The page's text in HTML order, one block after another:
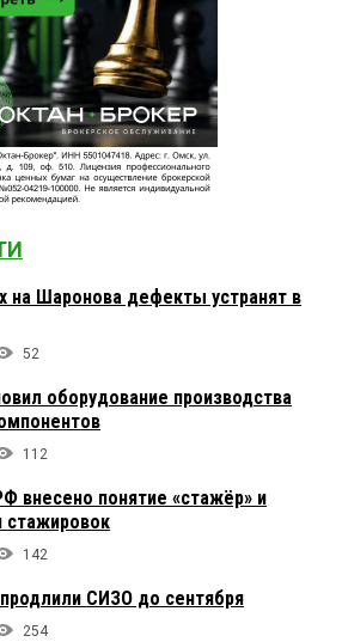
на Шаронова дефекты устранят в
52
оборудование производства
112
внесено понятие «стажёр» и
стажировок
142
СИЗО до сентября
254